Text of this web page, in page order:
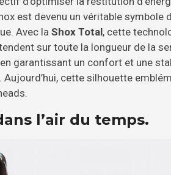
est devenu un véritable symbole
Avec la Shox Total, cette
sur toute la longueur de la
garantissant un confort et une
cette silhouette
l’air du temps.